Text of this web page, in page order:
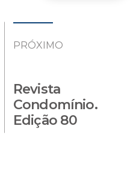
PRÓXIMO
Revista
Condomínio.
Edição 80